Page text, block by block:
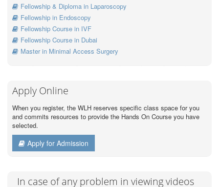
Fellowship & Diploma in Laparoscopy
Fellowship in Endoscopy
Fellowship Course in IVF
Fellowship Course in Dubai
Master in Minimal Access Surgery
Apply Online
When you register, the WLH reserves specific class space for you
and commits resources to provide the Hands On Course you have
selected.
Apply for Admission
In case of any problem in viewing videos